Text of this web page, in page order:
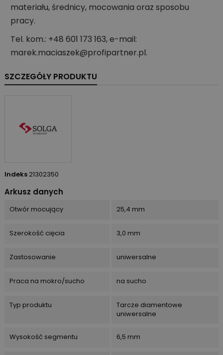
materiału, średnicy, mocowania oraz sposobu
pracy.
Tel. kom.: +48 601 173 163, e-mail:
marek.maciaszek@profipartner.pl.
SZCZEGÓŁY PRODUKTU
Indeks 21302350
Arkusz danych
Otwór mocujący 25,4 mm
Szerokość cięcia 3,0 mm
Zastosowanie uniwersalne
Praca na mokro/sucho na sucho
Typ produktu
Tarcze diamentowe
uniwersalne
Wysokość segmentu 6,5 mm